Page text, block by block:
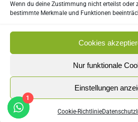
Wenn du deine Zustimmung nicht erteilst oder
bestimmte Merkmale und Funktionen
Cookies
Nur funktionale
Einstellungen
Cookie-RichtlinieDatenschutz
Cookie-Richtlinie (EU)
1